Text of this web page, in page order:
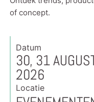
of concept.
Datum
30, 31
2026
Locatie